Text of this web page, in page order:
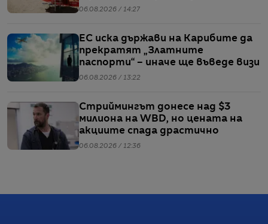
пестят електричество
06.08.2026 / 14:27
ЕС иска държави на Карибите да
прекратят „Златните
паспорти“ – иначе ще въведе визи
06.08.2026 / 13:22
Стриймингът донесе над $3
милиона на WBD, но цената на
акциите спада драстично
06.08.2026 / 12:36